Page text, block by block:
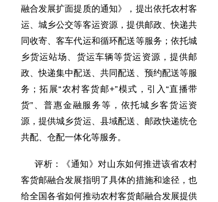
融合发展扩面提质的通知》，提出依托农村客
运、城乡公交等客运资源，提供邮政、快递共
同收寄、客车代运和循环配送等服务；依托城
乡货运站场、货运车辆等货运资源，提供邮
政、快递集中配送、共同配送、预约配送等服
务；拓展“农村客货邮+”模式，引入“直播带
货”、普惠金融服务等，依托城乡客货运资
源，提供城乡货运、县域配送、邮政快递统仓
共配、仓配一体化等服务。
评析：《通知》对山东如何推进该省农村
客货邮融合发展指明了具体的措施和途径，也
给全国各省如何推动农村客货邮融合发展提供